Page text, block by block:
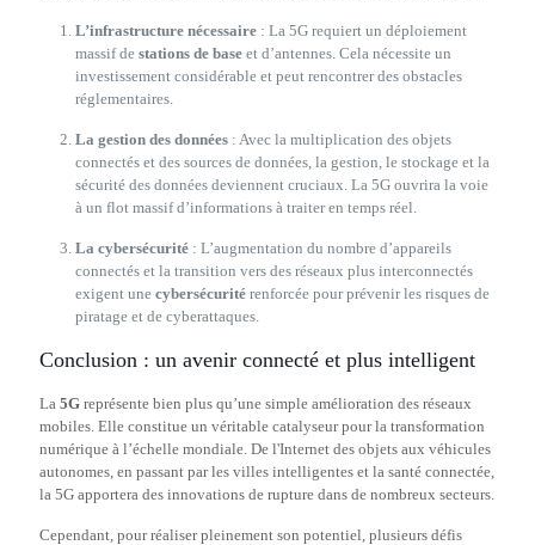
L’infrastructure nécessaire : La 5G requiert un déploiement
massif de stations de base et d’antennes. Cela nécessite un
investissement considérable et peut rencontrer des obstacles
réglementaires.
La gestion des données : Avec la multiplication des objets
connectés et des sources de données, la gestion, le stockage et la
sécurité des données deviennent cruciaux. La 5G ouvrira la voie
à un flot massif d’informations à traiter en temps réel.
La cybersécurité : L’augmentation du nombre d’appareils
connectés et la transition vers des réseaux plus interconnectés
exigent une cybersécurité renforcée pour prévenir les risques de
piratage et de cyberattaques.
Conclusion : un avenir connecté et plus intelligent
La 5G représente bien plus qu’une simple amélioration des réseaux
mobiles. Elle constitue un véritable catalyseur pour la transformation
numérique à l’échelle mondiale. De l'Internet des objets aux véhicules
autonomes, en passant par les villes intelligentes et la santé connectée,
la 5G apportera des innovations de rupture dans de nombreux secteurs.
Cependant, pour réaliser pleinement son potentiel, plusieurs défis